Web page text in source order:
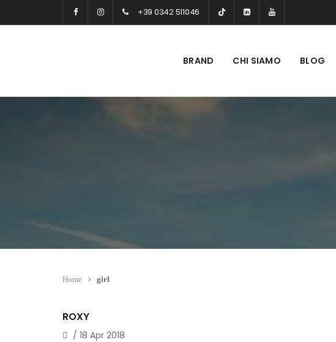
+39 0342 511046
BRAND CHI SIAMO BLOG
Home girl
ROXY
/ 18 Apr 2018